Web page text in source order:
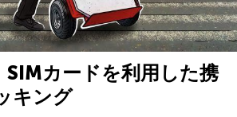
カードを利用した携
キング